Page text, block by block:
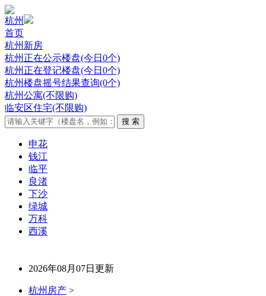
杭州
首页
杭州新房
杭州正在公示楼盘(今日0个)
杭州正在登记楼盘(今日0个)
杭州楼盘摇号结果查询(0个)
杭州公寓(不限购)
临安区住宅(不限购)
申花
钱江
临平
良渚
下沙
绿城
万科
西溪
2026年08月07日更新
杭州房产 >